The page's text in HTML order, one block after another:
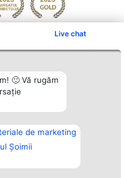
Live chat
🙂 Vă rugăm
de marketing
Șoimii
Arată mai multe >>